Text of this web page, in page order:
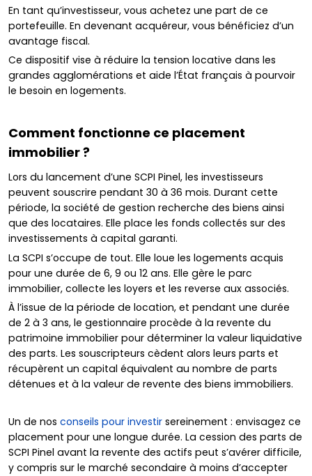
En tant qu’investisseur, vous achetez une part de ce
portefeuille. En devenant acquéreur, vous bénéficiez d’un
avantage fiscal.
Ce dispositif vise à réduire la tension locative dans les
grandes agglomérations et aide l’État français à pourvoir
le besoin en logements.
Comment fonctionne ce placement
immobilier ?
Lors du lancement d’une SCPI Pinel, les investisseurs
peuvent souscrire pendant 30 à 36 mois. Durant cette
période, la société de gestion recherche des biens ainsi
que des locataires. Elle place les fonds collectés sur des
investissements à capital garanti.
La SCPI s’occupe de tout. Elle loue les logements acquis
pour une durée de 6, 9 ou 12 ans. Elle gère le parc
immobilier, collecte les loyers et les reverse aux associés.
À l’issue de la période de location, et pendant une durée
de 2 à 3 ans, le gestionnaire procède à la revente du
patrimoine immobilier pour déterminer la valeur liquidative
des parts. Les souscripteurs cèdent alors leurs parts et
récupèrent un capital équivalent au nombre de parts
détenues et à la valeur de revente des biens immobiliers.
Un de nos conseils pour investir sereinement : envisagez ce
placement pour une longue durée. La cession des parts de
SCPI Pinel avant la revente des actifs peut s’avérer difficile,
y compris sur le marché secondaire à moins d’accepter